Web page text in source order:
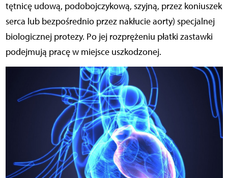
tętnicę udową, podobojczykową, szyjną, przez koniuszek
serca lub bezpośrednio przez nakłucie aorty) specjalnej
biologicznej protezy. Po jej rozprężeniu płatki zastawki
podejmują pracę w miejsce uszkodzonej.